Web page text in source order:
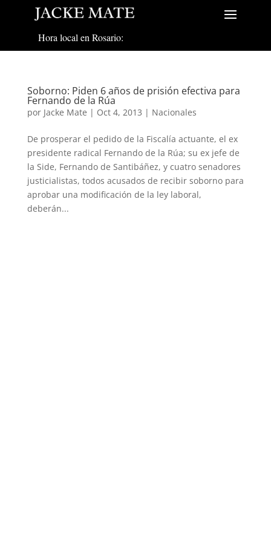
Hora local en Rosario:
Soborno: Piden 6 años de prisión efectiva para
Fernando de la Rúa
por Jacke Mate | Oct 4, 2013 | Nacionales
De prosperar el pedido de la Fiscalía actuante, el ex
presidente radical Fernando de la Rúa; su ex jefe de
la Side, Fernando de Santibáñez, y cuatro senadores
justicialistas, todos acusados de recibir soborno para
aprobar una modificación de la ley laboral,
deberán...